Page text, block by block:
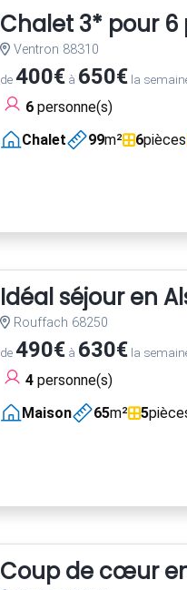
Chalet 3* pour
Ventron 88310
de400€à 650€la
6personne(s)
Chalet
99m² 6pièces
Idéal séjour en
Rouffach 68250
de490€à 630€la
4personne(s)
Maison
65m² 5
Coup de cœur